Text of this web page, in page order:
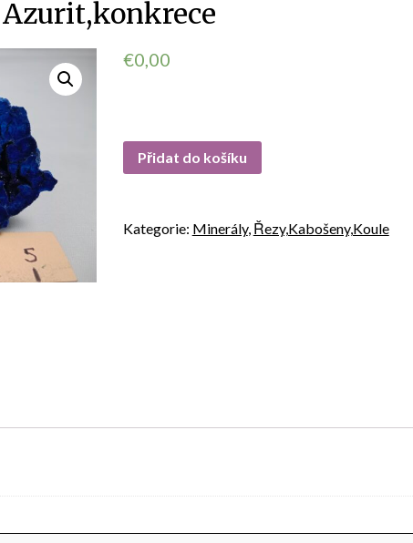
Azurit,konkrece
€0,00
Přidat do košíku
Kategorie: Minerály, Řezy,Kabošeny,Koule